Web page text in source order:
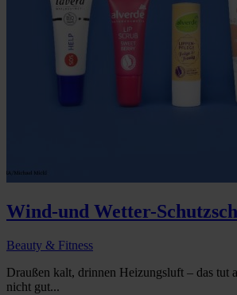
Wind-und Wetter-
Beauty & Fitness
Draußen kalt, drinnen Heizungsluft – das tut
nicht gut...